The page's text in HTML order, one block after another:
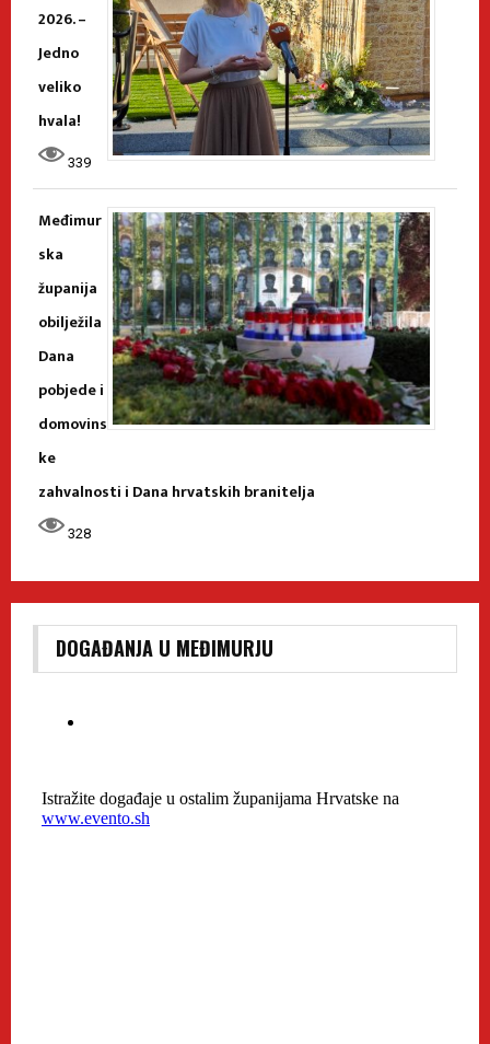
2026. –
Jedno
veliko
hvala!
339
Međimur
ska
županija
obilježila
Dana
pobjede i
domovins
ke
zahvalnosti i Dana hrvatskih branitelja
328
DOGAĐANJA U MEĐIMURJU